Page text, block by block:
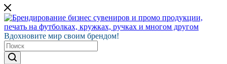
Вдохновите мир своим брендом!